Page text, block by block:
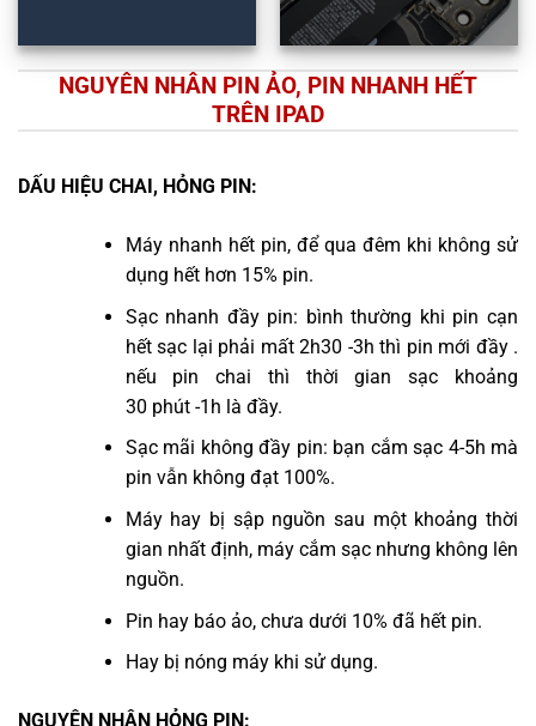
NGUYÊN NHÂN PIN ẢO, PIN NHANH HẾT
TRÊN IPAD
DẤU HIỆU CHAI, HỎNG PIN:
Máy nhanh hết pin, để qua đêm khi không sử
dụng hết hơn 15% pin.
Sạc nhanh đầy pin: bình thường khi pin cạn
hết sạc lại phải mất 2h30 -3h thì pin mới đầy .
nếu pin chai thì thời gian sạc khoảng
30 phút -1h là đầy.
Sạc mãi không đầy pin: bạn cắm sạc 4-5h mà
pin vẫn không đạt 100%.
Máy hay bị sập nguồn sau một khoảng thời
gian nhất định, máy cắm sạc nhưng không lên
nguồn.
Pin hay báo ảo, chưa dưới 10% đã hết pin.
Hay bị nóng máy khi sử dụng.
NGUYÊN NHÂN HỎNG PIN: